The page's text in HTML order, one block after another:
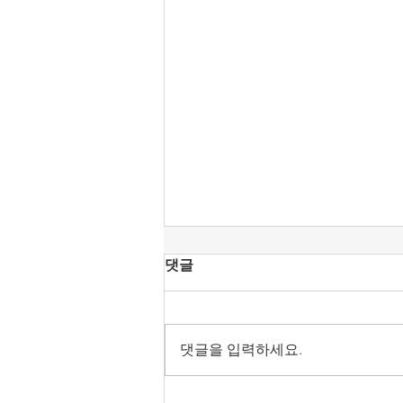
[조맹기 논평] 중국·북한 상전
아야 한다. 헌법정신의 보통선거,
평등선거, 직접선거, 비밀선거 4원
댓글
댓글을 입력하세요.